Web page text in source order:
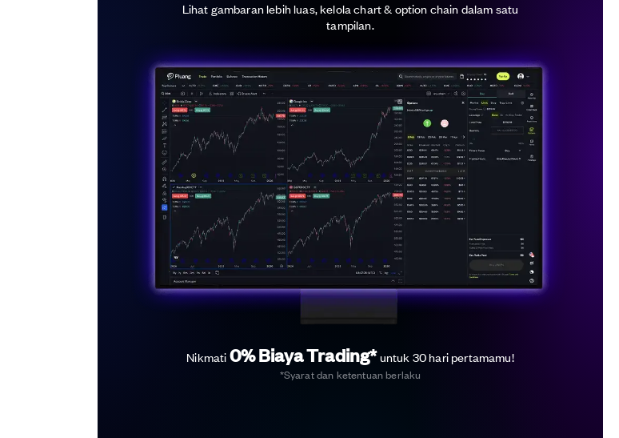
Lihat gambaran lebih luas, kelola chart & option chain dalam satu
tampilan.
Nikmati0% Biaya Trading*untuk 30 hari pertamamu!
*Syarat dan ketentuan berlaku